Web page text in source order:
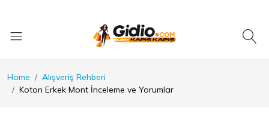
Home
Alışveriş Rehberi
Koton Erkek Mont İnceleme ve Yorumlar